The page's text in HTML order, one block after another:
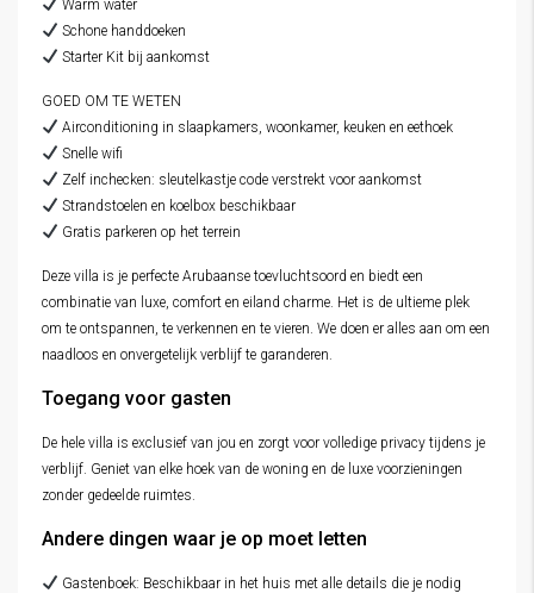
Warm water
Schone handdoeken
Starter Kit bij aankomst
GOED OM TE WETEN
Airconditioning in slaapkamers, woonkamer, keuken en eethoek
Snelle wifi
Zelf inchecken: sleutelkastje code verstrekt voor aankomst
Strandstoelen en koelbox beschikbaar
Gratis parkeren op het terrein
Deze villa is je perfecte Arubaanse toevluchtsoord en biedt een
combinatie van luxe, comfort en eiland charme. Het is de ultieme plek
om te ontspannen, te verkennen en te vieren. We doen er alles aan om een
naadloos en onvergetelijk verblijf te garanderen.
Toegang voor gasten
De hele villa is exclusief van jou en zorgt voor volledige privacy tijdens je
verblijf. Geniet van elke hoek van de woning en de luxe voorzieningen
zonder gedeelde ruimtes.
Andere dingen waar je op moet letten
Gastenboek: Beschikbaar in het huis met alle details die je nodig